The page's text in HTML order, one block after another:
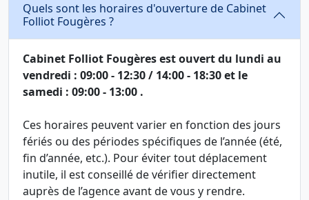
Quels sont les horaires d'ouverture de Cabinet
Folliot Fougères ?
Cabinet Folliot Fougères est ouvert du lundi au
vendredi : 09:00 - 12:30 / 14:00 - 18:30 et le
samedi : 09:00 - 13:00 .
Ces horaires peuvent varier en fonction des jours
fériés ou des périodes spécifiques de l’année (été,
fin d’année, etc.). Pour éviter tout déplacement
inutile, il est conseillé de vérifier directement
auprès de l’agence avant de vous y rendre.